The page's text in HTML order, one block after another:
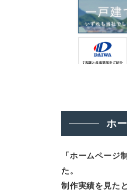
ホ
「ホームペー
た。
制作実績を見た